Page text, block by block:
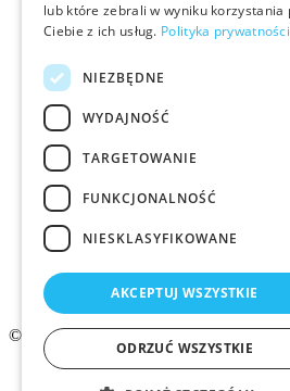
Szkolenia
Rekrutacja
Członkostwo
Kontakt
© 2026 ZMiD.org.pl
Regulamin
lub które zebrali w wyniku korzystania
Ciebie z ich usług. Polityka prywatności
NIEZBĘDNE
WYDAJNOŚĆ
TARGETOWANIE
FUNKCJONALNOŚĆ
NIESKLASYFIKOWANE
AKCEPTUJ WSZYSTKIE
ODRZUĆ WSZYSTKIE